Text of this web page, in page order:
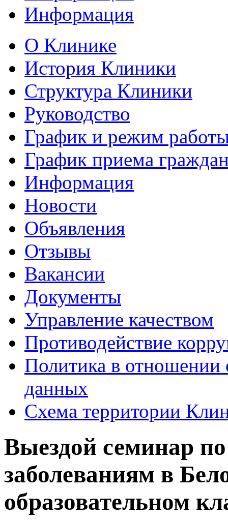
Информация
О Клинике
История Клиники
Структура Клиники
Руководство
График и режим
График приема
Информация
Новости
Объявления
Отзывы
Вакансии
Документы
Управление качеством
Противодействие
Политика в отношении
данных
Схема территории
Выездой семинар
заболеваниям в
образовательном